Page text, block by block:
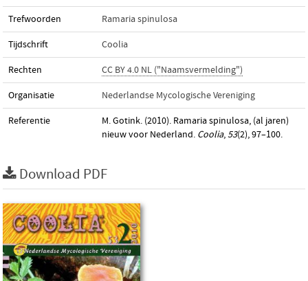
Trefwoorden Ramaria spinulosa
Tijdschrift Coolia
Rechten CC BY 4.0 NL ("Naamsvermelding")
Organisatie Nederlandse Mycologische Vereniging
Referentie
M. Gotink. (2010). Ramaria spinulosa, (al jaren)
nieuw voor Nederland. Coolia,53(2), 97–100.
Download PDF